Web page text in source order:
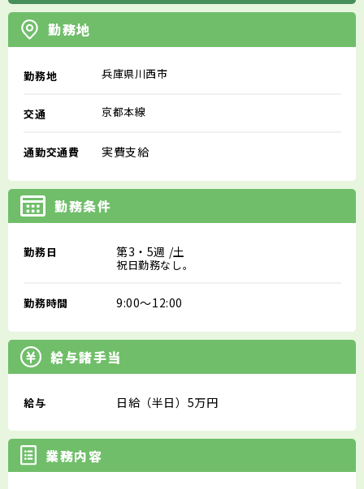
勤務地
勤務地 兵庫県川西市
交通 京都本線
通勤交通費 実費支給
勤務条件
勤務日 第3・5週 /土
祝日勤務なし。
勤務時間 9:00～12:00
給与諸手当
給与 日給（半日）5万円
業務内容